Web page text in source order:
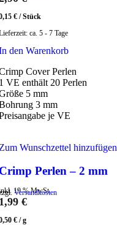
€ /Stück
ca. 5 - 7 Tage
den Warenkorb
Cover Perlen
VE enthält 20 Perlen
5 mm
3 mm
je VE
Wunschzettel hinzufügen
Perlen – 2 mm
19 % MwSt.
Versandkosten
€
€ /g